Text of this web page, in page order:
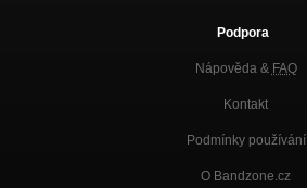
Podpora
Nápověda & FAQ
Kontakt
Podmínky používání
O Bandzone.cz